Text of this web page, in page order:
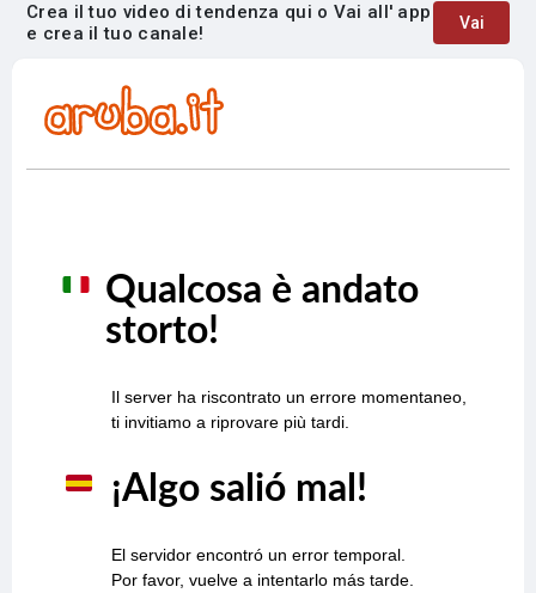
Crea il tuo video di tendenza qui o Vai all' app
e crea il tuo canale!
Vai